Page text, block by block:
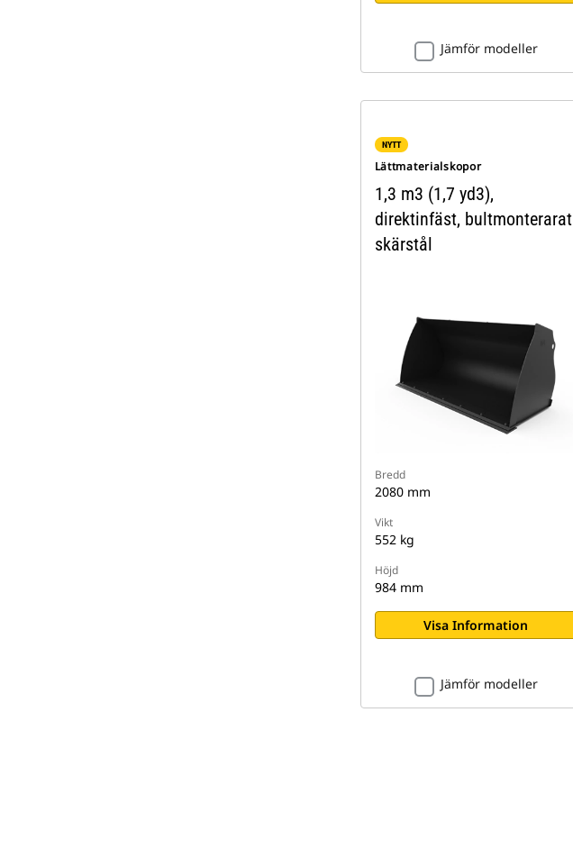
Jämför modeller
NYTT
Lättmaterialskopor
1,3 m3 (1,7 yd3),
direktinfäst, bultmonterarat
skärstål
Bredd
2080 mm
Vikt
552 kg
Höjd
984 mm
Visa Information
Jämför modeller